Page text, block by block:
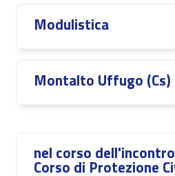
Modulistica
Montalto Uffugo (Cs)
nel corso
Corso di Protezione